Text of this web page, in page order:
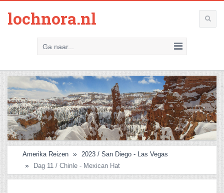
lochnora.nl
Ga naar...
Amerika Reizen
2023 / San Diego - Las Vegas
Dag 11 / Chinle - Mexican Hat